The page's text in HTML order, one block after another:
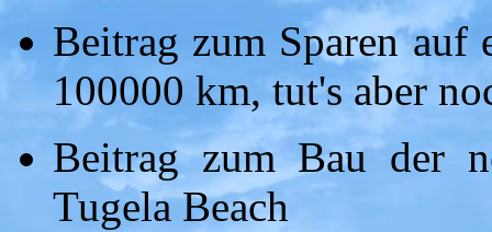
Beitrag zum Sparen auf
100000 km, tut's aber
Beitrag zum Bau der
Tugela Beach